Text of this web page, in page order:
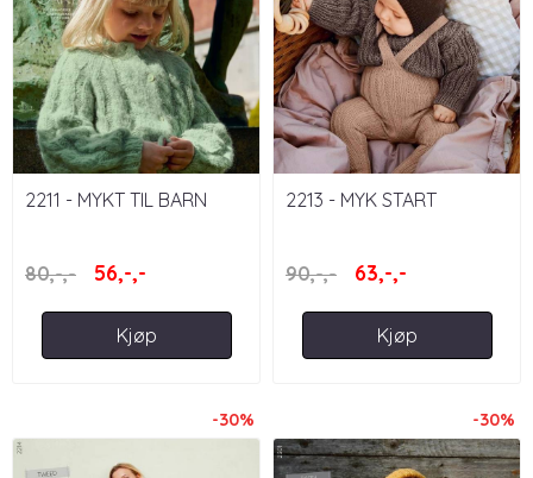
2211 - MYKT TIL BARN
80,-,- 56,-,-
Kjøp
2213 - MYK START
90,-,- 63,-,-
Kjøp
-30% -30%